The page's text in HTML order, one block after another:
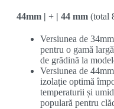
44mm | + | 44 mm (total
Versiunea de
pentru o gamă
de grădină la
Versiunea de
izolație optimă
temperaturii și
populară pentru